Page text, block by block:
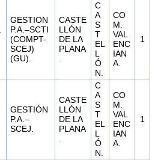
GESTION
P.A.–SCTI
(COMPT-
SCEJ)
(GU).
CASTE
LLÓN
DE LA
PLANA
C
A
S
T
EL
L
Ó
N.
CO
M.
VAL
ENC
IAN
A.
1
GESTIÓN
P.A.–
SCEJ.
CASTE
LLÓN
DE LA
PLANA
C
A
S
T
EL
L
Ó
N.
CO
M.
VAL
ENC
IAN
A.
1